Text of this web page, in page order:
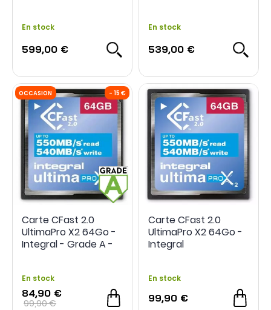
En stock
599,00 €
En stock
539,00 €
Carte CFast 2.0
UltimaPro X2 64Go -
Integral - Grade A -
En stock
84,90 €
99,90 €
Carte CFast 2.0
UltimaPro X2 64Go -
Integral
En stock
99,90 €